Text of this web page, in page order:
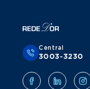
Central
3003-3230